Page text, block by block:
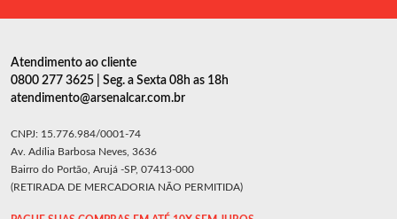
Atendimento ao cliente
0800 277 3625 | Seg. a Sexta 08h as 18h
atendimento@arsenalcar.com.br
CNPJ: 15.776.984/0001-74
Av. Adília Barbosa Neves, 3636
Bairro do Portão, Arujá -SP, 07413-000
(RETIRADA DE MERCADORIA NÃO PERMITIDA)